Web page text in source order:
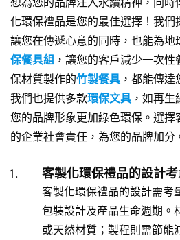
化環保禮品是您的最佳選擇！我們
讓您在傳遞心意的同時，也能為地
保餐具組 ，讓您的客戶減少一次
保材質製作的竹製餐具 ，都能傳
我們也提供多款環保文具 ，如再
您的品牌形象更加綠色環保。選擇
的企業社會責任，為您的品牌加分
客製化環保禮品的設計考
客製化環保禮品的設計需考
包裝設計及產品生命週期。
或天然材質；製程則需節能